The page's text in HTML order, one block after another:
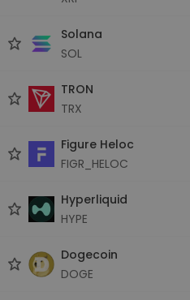
Solana
SOL
TRON
TRX
Figure Heloc
FIGR_HELOC
Hyperliquid
HYPE
Dogecoin
DOGE